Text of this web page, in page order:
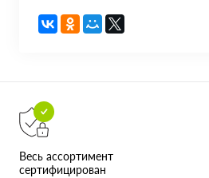
Весь ассортимент
сертифицирован